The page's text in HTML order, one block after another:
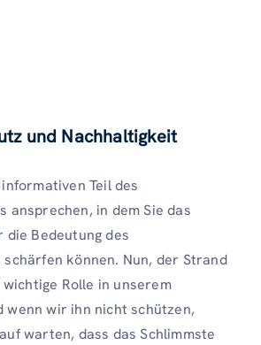
und Nachhaltigkeit
Teil des
ansprechen, in dem Sie das
die Bedeutung des
können. Nun, der Strand
Rolle in unserem
wenn wir ihn nicht schützen,
warten, dass das Schlimmste